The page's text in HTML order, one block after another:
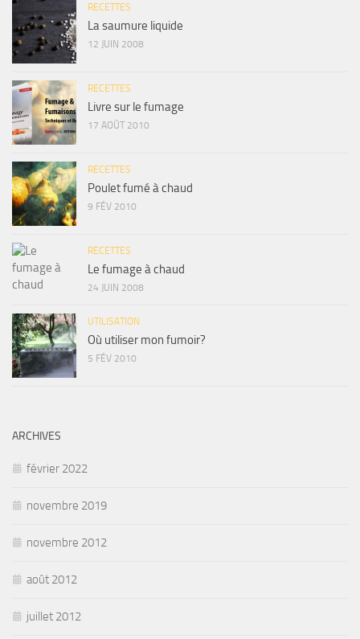
RECETTES
La saumure liquide
12 JUIN 2008
RECETTES
Livre sur le fumage
17 AOÛT 2010
RECETTES
Poulet fumé à chaud
9 FÉV 2010
RECETTES
Le fumage à chaud
24 JUIN 2008
UTILISATION
Où utiliser mon fumoir?
5 FÉV 2010
ARCHIVES
février 2022
novembre 2019
novembre 2012
août 2012
juillet 2012